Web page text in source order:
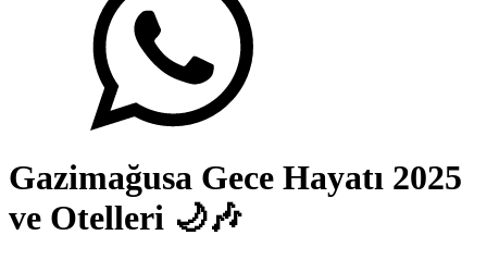
Gazimağusa Gece Hayatı 2025
ve Otelleri 🌙🎶